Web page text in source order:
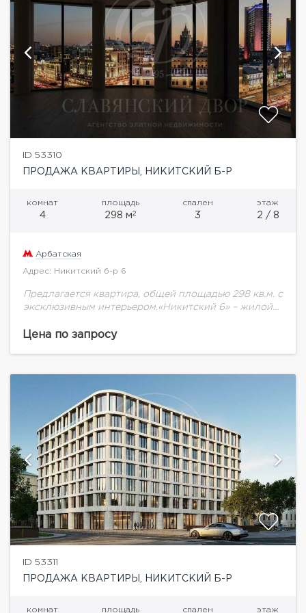
ID 53310
ПРОДАЖА КВАРТИРЫ, НИКИТСКИЙ Б-Р
комнат
4
площадь
298 м2
спален
3
этаж
2 / 8
Арбатская
Адрес: Никитский б-р 6
Предлагается квартира, общей площадью 298 кв.м. с
эксклюзивным интерьером.«Никитский 6» – жилой
локации на Арбате, в пешей доступности от
Цена по запросу
ID 53311
ПРОДАЖА КВАРТИРЫ, НИКИТСКИЙ Б-Р
комнат площадь спален этаж